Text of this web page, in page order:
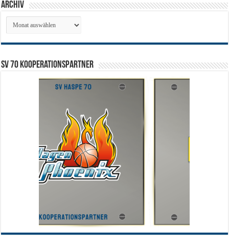
Archiv
Archiv
SV 70 Kooperationspartner